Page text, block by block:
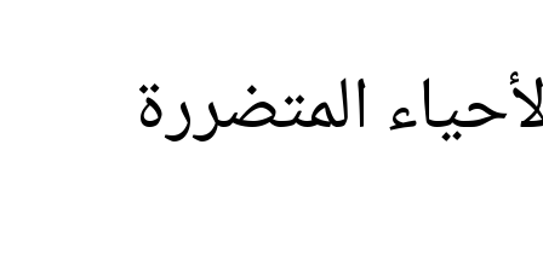
المتضررة